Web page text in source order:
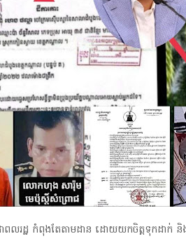
ពលរដ្ឋ កំពុងតែតាមដាន ដោយយកចិត្តទុកដាក់ និ